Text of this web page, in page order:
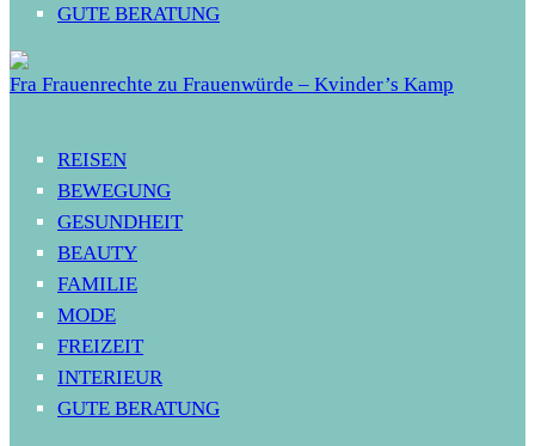
GUTE BERATUNG
Fra Frauenrechte zu Frauenwürde – Kvinder’s Kamp
REISEN
BEWEGUNG
GESUNDHEIT
BEAUTY
FAMILIE
MODE
FREIZEIT
INTERIEUR
GUTE BERATUNG